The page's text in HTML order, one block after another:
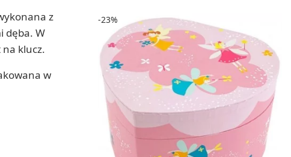
z
dęba. W
klucz.
w
-23%